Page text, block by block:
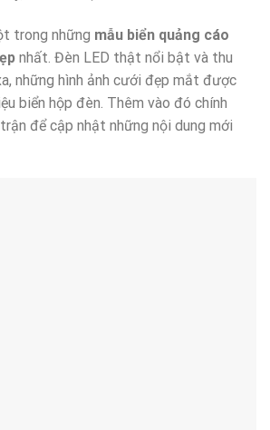
trong những mẫu biển quảng cáo
nhất. Đèn LED thật nổi bật và thu
những hình ảnh cưới đẹp mắt được
biển hộp đèn. Thêm vào đó chính
để cập nhật những nội dung mới